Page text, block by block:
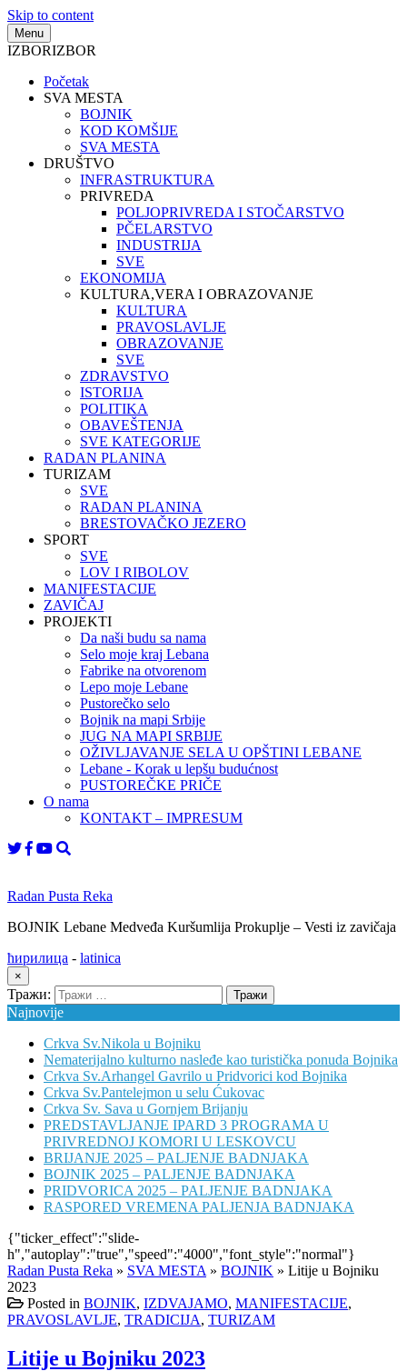
Skip to content
Menu
IZBORIZBOR
Početak
SVA MESTA
BOJNIK
KOD KOMŠIJE
SVA MESTA
DRUŠTVO
INFRASTRUKTURA
PRIVREDA
POLJOPRIVREDA I STOČARSTVO
PČELARSTVO
INDUSTRIJA
SVE
EKONOMIJA
KULTURA,VERA I OBRAZOVANJE
KULTURA
PRAVOSLAVLJE
OBRAZOVANJE
SVE
ZDRAVSTVO
ISTORIJA
POLITIKA
OBAVEŠTENJA
SVE KATEGORIJE
RADAN PLANINA
TURIZAM
SVE
RADAN PLANINA
BRESTOVAČKO JEZERO
SPORT
SVE
LOV I RIBOLOV
MANIFESTACIJE
ZAVIČAJ
PROJEKTI
Da naši budu sa nama
Selo moje kraj Lebana
Fabrike na otvorenom
Lepo moje Lebane
Pustorečko selo
Bojnik na mapi Srbije
JUG NA MAPI SRBIJE
OŽIVLJAVANJE SELA U OPŠTINI LEBANE
Lebane - Korak u lepšu budućnost
PUSTOREČKE PRIČE
O nama
KONTAKT – IMPRESUM
Radan Pusta Reka
BOJNIK Lebane Medveđa Kuršumlija Prokuplje – Vesti iz zavičaja
ћирилица - latinica
×
Тражи:
Najnovije
Crkva Sv.Nikola u Bojniku
Nematerijalno kulturno nasleđe kao turistička ponuda Bojnika
Crkva Sv.Arhangel Gavrilo u Pridvorici kod Bojnika
Crkva Sv.Pantelejmon u selu Ćukovac
Crkva Sv. Sava u Gornjem Brijanju
PREDSTAVLJANJE IPARD 3 PROGRAMA U
PRIVREDNOJ KOMORI U LESKOVCU
BRIJANJE 2025 – PALJENJE BADNJAKA
BOJNIK 2025 – PALJENJE BADNJAKA
PRIDVORICA 2025 – PALJENJE BADNJAKA
RASPORED VREMENA PALJENJA BADNJAKA
{"ticker_effect":"slide-
h","autoplay":"true","speed":"4000","font_style":"normal"}
Radan Pusta Reka » SVA MESTA » BOJNIK » Litije u Bojniku
2023
Posted in BOJNIK, IZDVAJAMO, MANIFESTACIJE,
PRAVOSLAVLJE, TRADICIJA, TURIZAM
Litije u Bojniku 2023